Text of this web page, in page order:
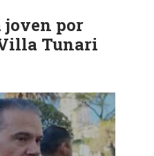
joven por
Tunari